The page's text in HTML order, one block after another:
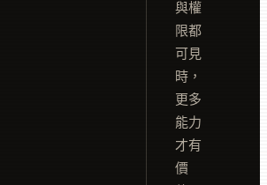
與權
限都
可見
時，
更多
能力
才有
價